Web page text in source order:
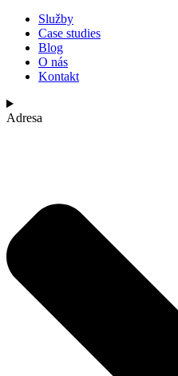
Služby
Case studies
Blog
O nás
Kontakt
Adresa